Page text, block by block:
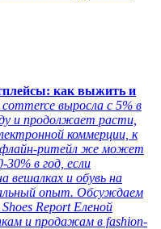
как выжить и
выросла с 5% в
и продолжает расти,
коммерции, к
ритейл же может
в год, если
вешалках и обувь на
опыт. Обсуждаем
Report Еленой
и продажам в fashion-